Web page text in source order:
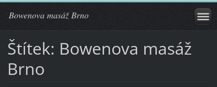
Bowenova masáž Brno
Štítek: Bowenova masáž
Brno